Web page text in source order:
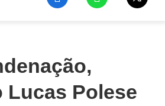
Lucas Polese